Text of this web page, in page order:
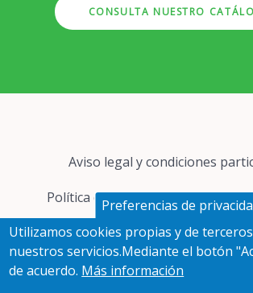
CONSULTA NUESTRO
página
Aviso legal y condiciones
Política de cookies
Preguntas
Protección de datos
Preferencias de
Utilizamos cookies propias y de
nuestros servicios.Mediante el botón
de acuerdo. Más información